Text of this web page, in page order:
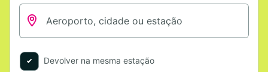
Devolver na mesma estação